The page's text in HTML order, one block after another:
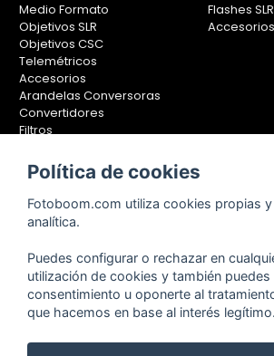
Medio Formato
Objetivos SLR
Objetivos CSC
Telemétricos
Accesorios
Arandelas Conversoras
Convertidores
Filtros
Calibradores
Flashes SLR
Accesorios
Soportes Fotografía
Monopiés
Trípodes
Kit Completos
Accesorios
Política de cookies
Fotoboom.com utiliza cookies propias
analítica.
Puedes configurar o rechazar en
utilización de cookies y también puedes
consentimiento u oponerte al
que hacemos en base al interés legítimo.